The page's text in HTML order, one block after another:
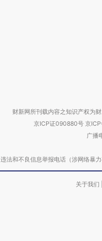
财新网所刊载内容之知识产权为
京ICP证090880号 京
广播
违法和不良信息举报电话（涉网络
关于我们